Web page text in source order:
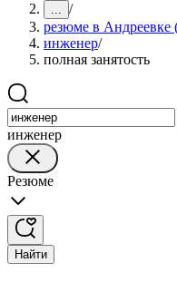
... /
резюме в Андреевке
инженер/
полная занятость
инженер
Резюме
Найти